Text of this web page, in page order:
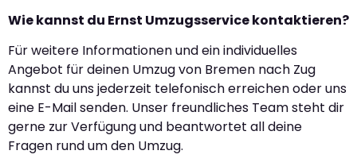
Wie kannst du Ernst Umzugsservice kontaktieren?
Für weitere Informationen und ein individuelles
Angebot für deinen Umzug von Bremen nach Zug
kannst du uns jederzeit telefonisch erreichen oder uns
eine E-Mail senden. Unser freundliches Team steht dir
gerne zur Verfügung und beantwortet all deine
Fragen rund um den Umzug.